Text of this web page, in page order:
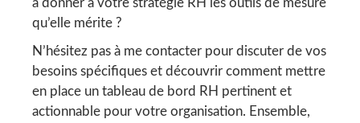
qu’elle mérite ?
N’hésitez pas à me contacter pour discuter de vos
besoins spécifiques et découvrir comment mettre
en place un tableau de bord RH pertinent et
actionnable pour votre organisation. Ensemble,